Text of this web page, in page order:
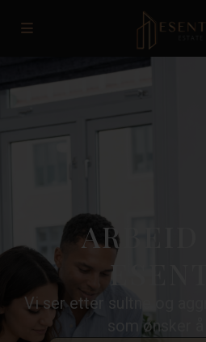
Vi ser etter sultne og
som ønsker å